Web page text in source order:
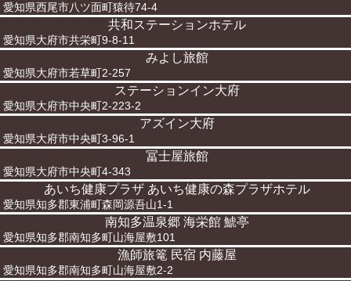
愛知県西尾市八ツ面町猿待74-4
共和ステーションホテル
愛知県大府市共栄町9-8-11
みよし旅館
愛知県大府市若草町2-257
ステーションイン大府
愛知県大府市中央町2-223-2
アズイン大府
愛知県大府市中央町3-96-1
冨士屋旅館
愛知県大府市中央町4-343
あいち健康プラザ あいち健康の森プラザホテル
愛知県知多郡東浦町森岡源吾山1-1
南知多温泉郷 海栄館 鯱亭
愛知県知多郡南知多町山海屋敷101
漁師旅篭 民宿 内藤屋
愛知県知多郡南知多町山海屋敷2-2